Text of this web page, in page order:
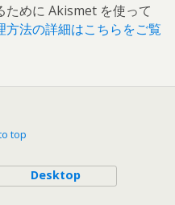
ために Akismet を使って
方法の詳細はこちらをご覧
top
Desktop